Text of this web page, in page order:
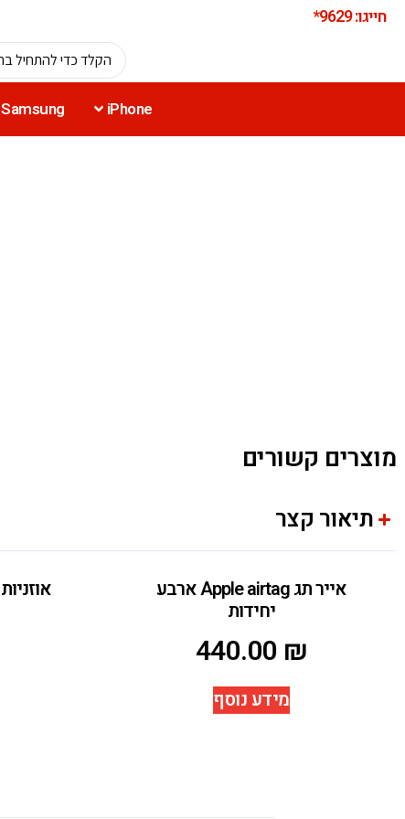
חייגו: 9629*
iPhone
Samsung
מוצרים קשורים
תיאור קצר
אייר תג Apple airtag ארבע
יחידות
440.00 ₪
מידע נוסף